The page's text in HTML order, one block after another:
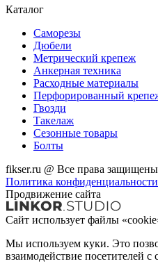
Каталог
Саморезы
Дюбели
Метрический крепеж
Анкерная техника
Расходные материалы
Перфорированный
Гвозди
Такелаж
Сезонные товары
Болты
fikser.ru @ Все права
Политика конфиденциальности
Продвижение сайта
Сайт использует файлы
Мы используем куки. Это
взаимодействие посетителей с